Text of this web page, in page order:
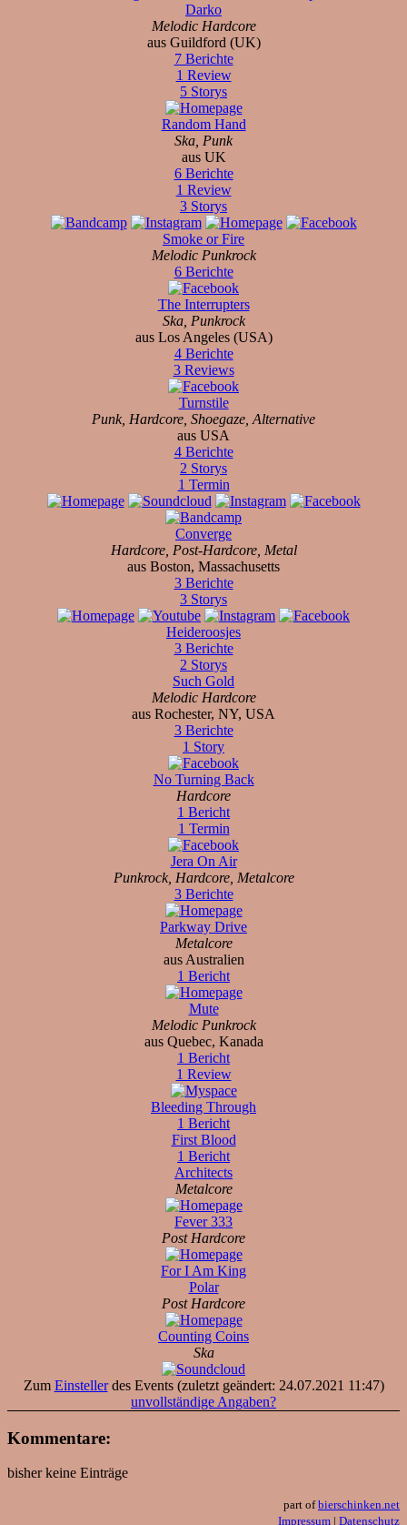
Darko
Melodic Hardcore
aus Guildford (UK)
7 Berichte
1 Review
5 Storys
Random Hand
Ska, Punk
aus UK
6 Berichte
1 Review
3 Storys
Smoke or Fire
Melodic Punkrock
6 Berichte
The Interrupters
Ska, Punkrock
aus Los Angeles (USA)
4 Berichte
3 Reviews
Turnstile
Punk, Hardcore, Shoegaze, Alternative
aus USA
4 Berichte
2 Storys
1 Termin
Converge
Hardcore, Post-Hardcore, Metal
aus Boston, Massachusetts
3 Berichte
3 Storys
Heideroosjes
3 Berichte
2 Storys
Such Gold
Melodic Hardcore
aus Rochester, NY, USA
3 Berichte
1 Story
No Turning Back
Hardcore
1 Bericht
1 Termin
Jera On Air
Punkrock, Hardcore, Metalcore
3 Berichte
Parkway Drive
Metalcore
aus Australien
1 Bericht
Mute
Melodic Punkrock
aus Quebec, Kanada
1 Bericht
1 Review
Bleeding Through
1 Bericht
First Blood
1 Bericht
Architects
Metalcore
Fever 333
Post Hardcore
For I Am King
Polar
Post Hardcore
Counting Coins
Ska
Zum Einstellerdes Events (zuletzt geändert: 24.07.2021 11:47)
unvollständige Angaben?
Kommentare:
bisher keine Einträge
part ofbierschinken.net
Impressum | Datenschutz